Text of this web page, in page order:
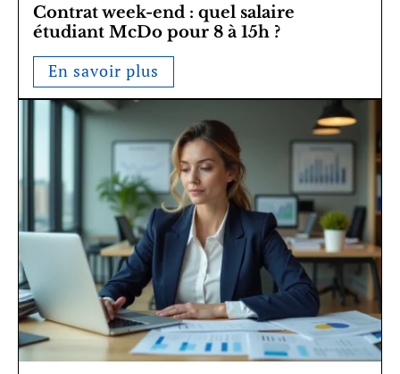
Contrat week-end : quel salaire
étudiant McDo pour 8 à 15h ?
En savoir plus